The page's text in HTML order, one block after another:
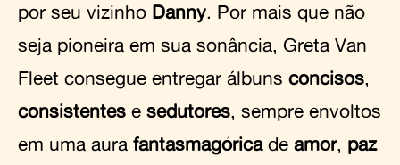
por seu vizinho Danny. Por mais que não
seja pioneira em sua sonância, Greta Van
Fleet consegue entregar álbuns concisos,
consistentes e sedutores, sempre envoltos
em uma aura fantasmagórica de amor, paz